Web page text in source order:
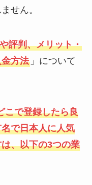
せん。
評判、メリット・
方法」について
こで登録したら良
で日本人に人気
、以下の3つの業